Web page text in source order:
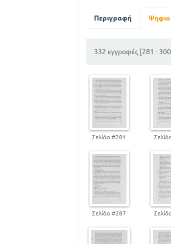
Η αγνώριστη
Οι γερανοί
Τετράστιχο
Λεξιλόγιο
Περιγραφή
332 εγγραφές [281 -
Σελίδα #281
Σελίδα #287